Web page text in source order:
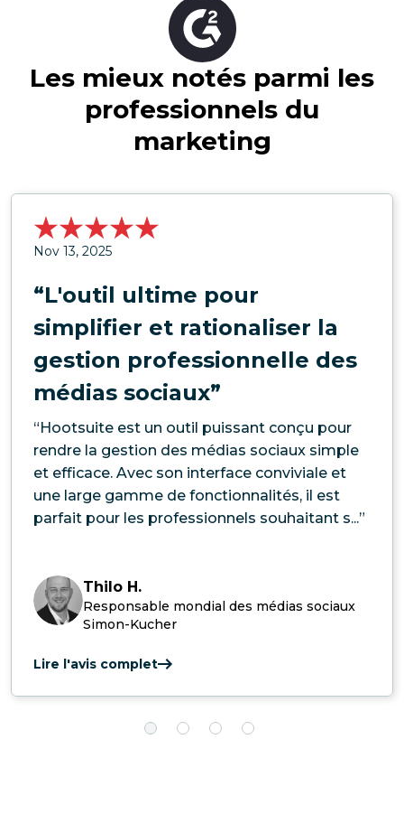
Les mieux notés parmi les
professionnels du
marketing
Nov 13, 2025
“L'outil ultime pour
simplifier et rationaliser la
gestion professionnelle des
médias sociaux”
“Hootsuite est un outil puissant conçu pour
rendre la gestion des médias sociaux simple
et efficace. Avec son interface conviviale et
une large gamme de fonctionnalités, il est
parfait pour les professionnels souhaitant s...”
Thilo H.
Responsable mondial des médias sociaux
Simon-Kucher
Lire l'avis complet